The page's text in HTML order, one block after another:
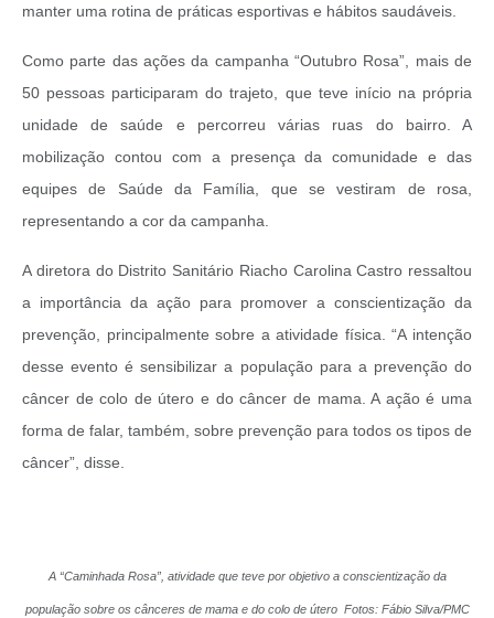
manter uma rotina de práticas esportivas e hábitos saudáveis.
Como parte das ações da campanha “Outubro Rosa”, mais de
50 pessoas participaram do trajeto, que teve início na própria
unidade de saúde e percorreu várias ruas do bairro. A
mobilização contou com a presença da comunidade e das
equipes de Saúde da Família, que se vestiram de rosa,
representando a cor da campanha.
A diretora do Distrito Sanitário Riacho Carolina Castro ressaltou
a importância da ação para promover a conscientização da
prevenção, principalmente sobre a atividade física. “A intenção
desse evento é sensibilizar a população para a prevenção do
câncer de colo de útero e do câncer de mama. A ação é uma
forma de falar, também, sobre prevenção para todos os tipos de
câncer”, disse.
A “Caminhada Rosa”, atividade que teve por objetivo a conscientização da
população sobre os cânceres de mama e do colo de útero Fotos: Fábio Silva/PMC